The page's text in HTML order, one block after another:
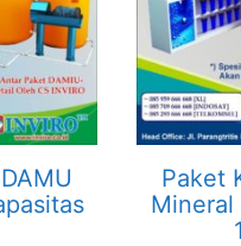
Paket
Mineral